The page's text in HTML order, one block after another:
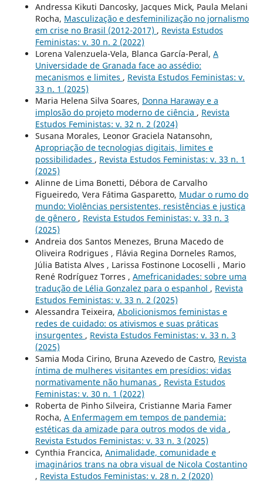
Andressa Kikuti Dancosky, Jacques Mick, Paula Melani
Rocha, Masculização e desfeminilização no jornalismo
em crise no Brasil (2012-2017) , Revista Estudos
Feministas: v. 30 n. 2 (2022)
Lorena Valenzuela-Vela, Blanca García-Peral, A
Universidade de Granada face ao assédio:
mecanismos e limites , Revista Estudos Feministas: v.
33 n. 1 (2025)
Maria Helena Silva Soares, Donna Haraway e a
implosão do projeto moderno de ciência , Revista
Estudos Feministas: v. 32 n. 2 (2024)
Susana Morales, Leonor Graciela Natansohn,
Apropriação de tecnologias digitais, limites e
possibilidades , Revista Estudos Feministas: v. 33 n. 1
(2025)
Alinne de Lima Bonetti, Débora de Carvalho
Figueiredo, Vera Fátima Gasparetto, Mudar o rumo do
mundo: Violências persistentes, resistências e justiça
de gênero , Revista Estudos Feministas: v. 33 n. 3
(2025)
Andreia dos Santos Menezes, Bruna Macedo de
Oliveira Rodrigues , Flávia Regina Dorneles Ramos,
Júlia Batista Alves , Larissa Fostinone Locoselli , Mario
René Rodríguez Torres , Amefricanidades: sobre uma
tradução de Lélia Gonzalez para o espanhol , Revista
Estudos Feministas: v. 33 n. 2 (2025)
Alessandra Teixeira, Abolicionismos feministas e
redes de cuidado: os ativismos e suas práticas
insurgentes , Revista Estudos Feministas: v. 33 n. 3
(2025)
Samia Moda Cirino, Bruna Azevedo de Castro, Revista
íntima de mulheres visitantes em presídios: vidas
normativamente não humanas , Revista Estudos
Feministas: v. 30 n. 1 (2022)
Roberta de Pinho Silveira, Cristianne Maria Famer
Rocha, A Enfermagem em tempos de pandemia:
estéticas da amizade para outros modos de vida ,
Revista Estudos Feministas: v. 33 n. 3 (2025)
Cynthia Francica, Animalidade, comunidade e
imaginários trans na obra visual de Nicola Costantino
, Revista Estudos Feministas: v. 28 n. 2 (2020)